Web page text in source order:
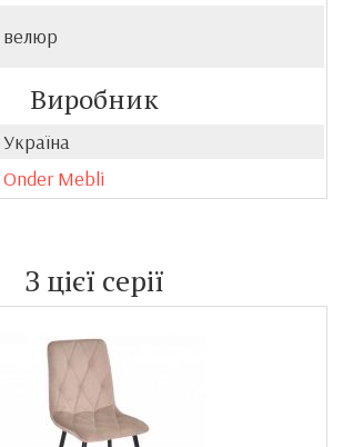
велюр
Виробник
Україна
Onder Mebli
З цієї серії